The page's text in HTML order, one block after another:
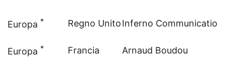
Europa * Regno UnitoInferno
Europa * Francia Arnaud Boudou